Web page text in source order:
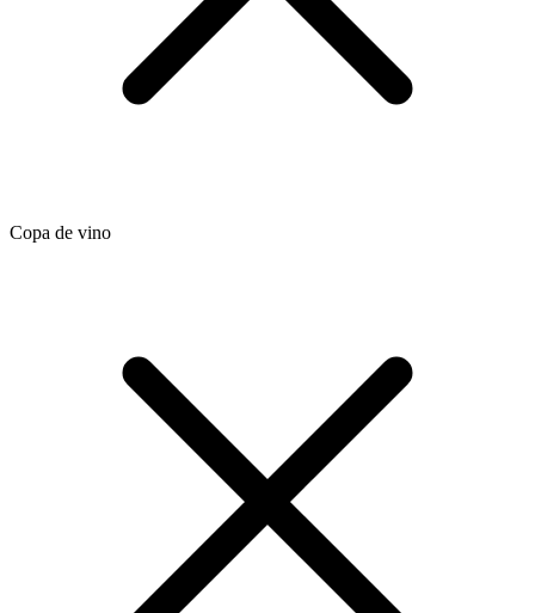
Copa de vino